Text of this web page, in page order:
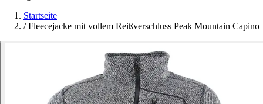
Startseite
/ Fleecejacke mit vollem Reißverschluss Peak Mountain Capino